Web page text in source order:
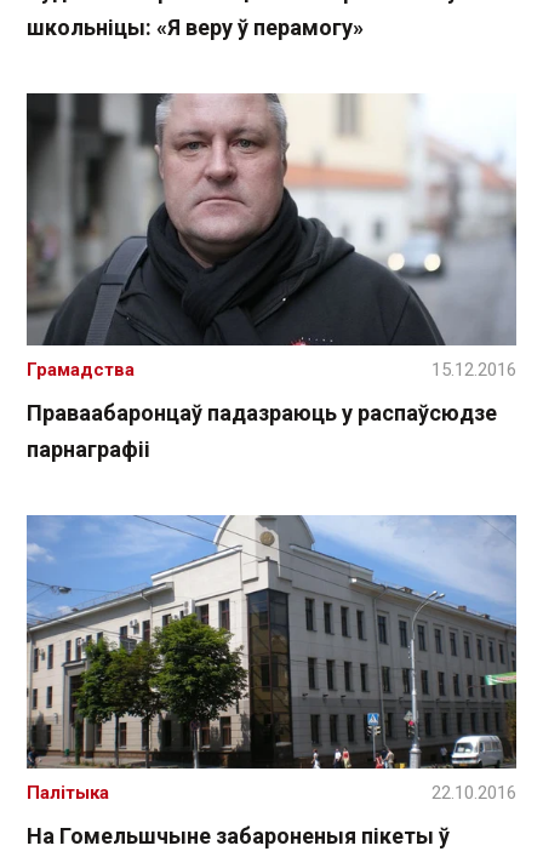
школьніцы: «Я веру ў перамогу»
Праваабаронцаў падазраюць у распаўсюдзе
парнаграфіі
Грамадства 15.12.2016
На Гомельшчыне забароненыя пікеты ў
Палітыка 22.10.2016